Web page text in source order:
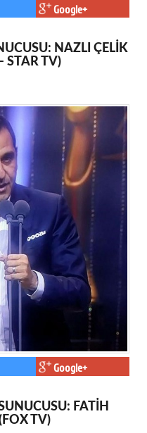
Google+
NAZLI ÇELİK
STAR TV)
Google+
FATİH
TV)